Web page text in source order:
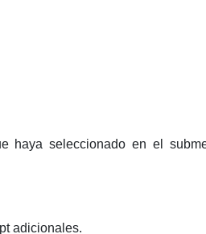
haya seleccionado en el
adicionales.